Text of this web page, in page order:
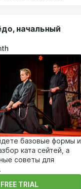
начальный
базовые формы и
ката сейтей, а
советы для
FREE TRIAL